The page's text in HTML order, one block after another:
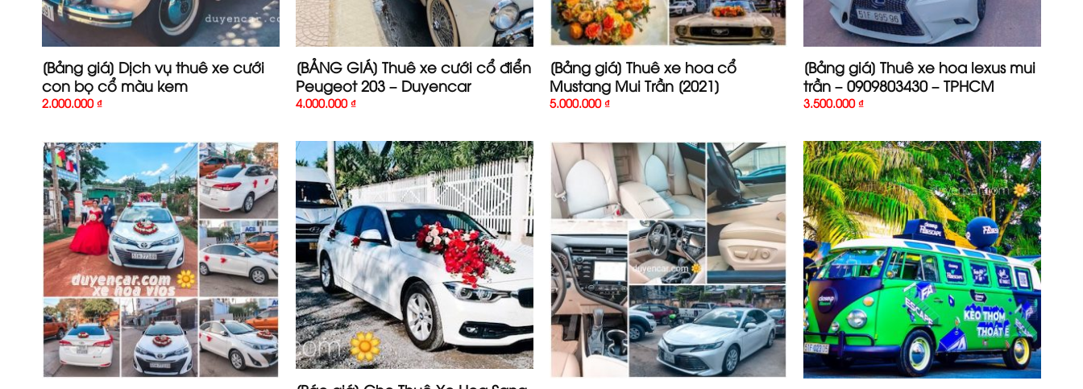
[Bảng giá] Dịch vụ thuê xe cưới
con bọ cổ màu kem
2.000.000₫
[BẢNG GIÁ] Thuê xe cưới cổ điển
Peugeot 203 – Duyencar
4.000.000₫
[Bảng giá] Thuê xe hoa cổ
Mustang Mui Trần [2021]
5.000.000₫
[Bảng giá] Thuê xe hoa lexus mui
trần – 0909803430 – TPHCM
3.500.000₫